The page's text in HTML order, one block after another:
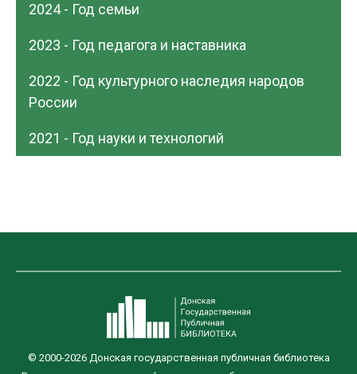
2024 - Год семьи
2023 - Год педагога и наставника
2022 - Год культурного наследия народов
России
2021 - Год науки и технологий
© 2000-2026 Донская государственная публичная библиотека